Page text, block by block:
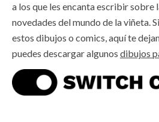
a los que les encanta escribir sobre
novedades del mundo de la viñeta.
estos dibujos o comics, aquí te
puedes descargar algunos dibujos